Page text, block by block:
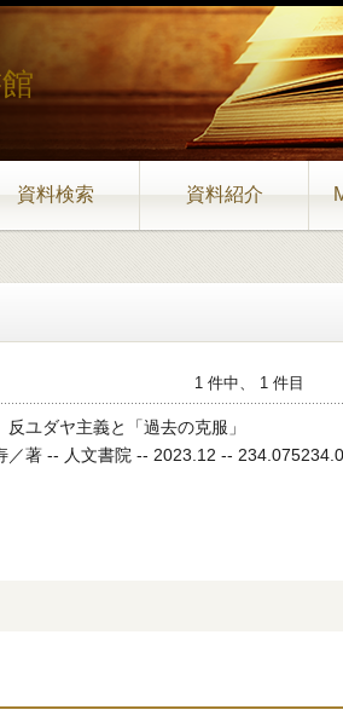
資料検索 資料紹介
1 件中、 1 件目
反ユダヤ主義と「過去の克服」
／著 -- 人文書院 -- 2023.12 --